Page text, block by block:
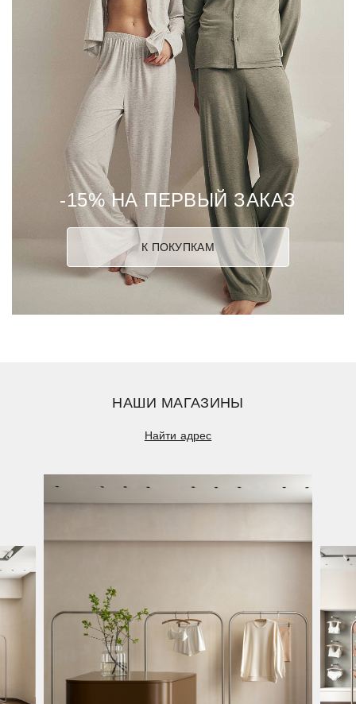
-15% НА ПЕРВЫЙ ЗАКАЗ
К ПОКУПКАМ
НАШИ МАГАЗИНЫ
Найти адрес